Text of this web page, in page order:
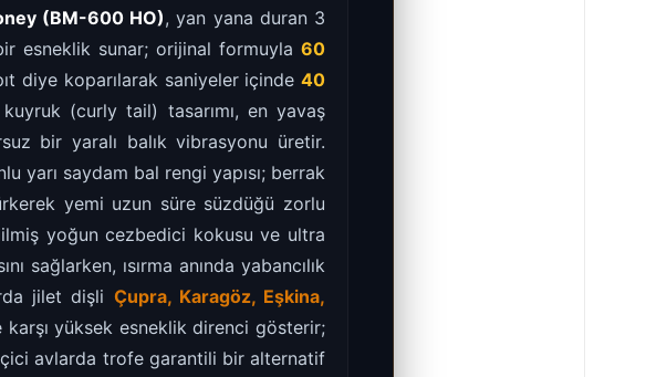
(BM-600 HO), yan yana duran 3
esneklik sunar; orijinal formuyla 60
diye koparılarak saniyeler içinde 40
(curly tail) tasarımı, en yavaş
bir yaralı balık vibrasyonu üretir.
yarı saydam bal rengi yapısı; berrak
yemi uzun süre süzdüğü zorlu
yoğun cezbedici kokusu ve ultra
sağlarken, ısırma anında yabancılık
jilet dişli Çupra, Karagöz, Eşkina,
yüksek esneklik direnci gösterir;
avlarda trofe garantili bir alternatif